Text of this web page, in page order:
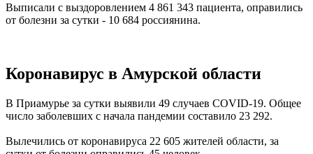
Выписали с выздоровлением 4 861 343 пациента, оправились
от болезни за сутки - 10 684 россиянина.
Коронавирус в Амурской области
В Приамурье за сутки выявили 49 случаев COVID-19. Общее
число заболевших с начала пандемии составило 23 292.
Вылечились от коронавируса 22 605 жителей области, за